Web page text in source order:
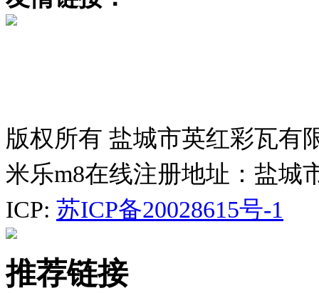
版权所有 盐城市英红彩瓦有
米乐m8在线注册地址：盐城
ICP: 苏ICP备20028615号-1
推荐链接